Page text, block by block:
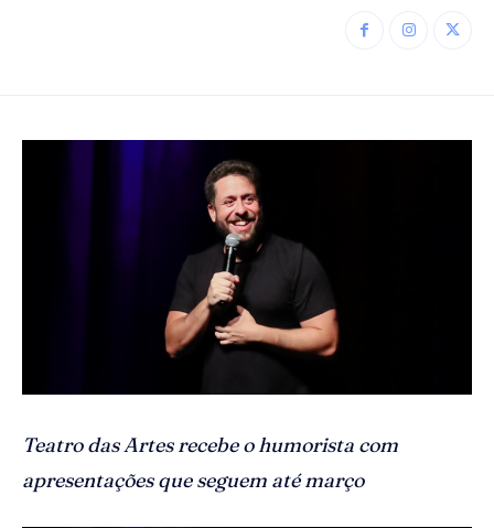
Teatro das Artes recebe o humorista com
apresentações que seguem até março